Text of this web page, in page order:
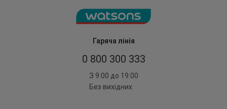
Гаряча лінія
0 800 300 333
З 9:00 до 19:00
Без вихідних